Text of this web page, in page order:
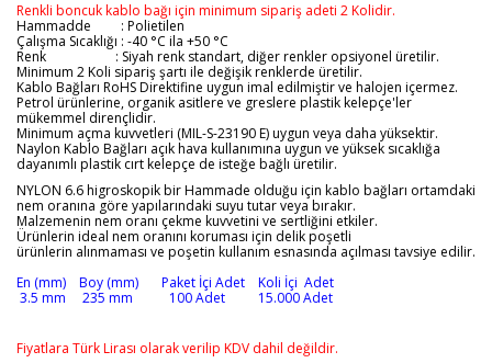
Renkli boncuk kablo bağı için minimum sipariş adeti 2 Kolidir.
Hammadde : Polietilen
Çalışma Sıcaklığı : -40 °C ila +50 °C
Renk : Siyah renk standart, diğer renkler opsiyonel üretilir.
Minimum 2 Koli sipariş şartı ile değişik renklerde üretilir.
Kablo Bağları RoHS Direktifine uygun imal edilmiştir ve halojen içermez.
Petrol ürünlerine, organik asitlere ve greslere plastik kelepçe'ler
mükemmel dirençlidir.
Minimum açma kuvvetleri (MIL-S-23190 E) uygun veya daha yüksektir.
Naylon Kablo Bağları açık hava kullanımına uygun ve yüksek sıcaklığa
dayanımlı plastik cırt kelepçe de isteğe bağlı üretilir.
NYLON 6.6 higroskopik bir Hammade olduğu için kablo bağları ortamdaki
nem oranına göre yapılarındaki suyu tutar veya bırakır.
Malzemenin nem oranı çekme kuvvetini ve sertliğini etkiler.
Ürünlerin ideal nem oranını koruması için delik poşetli
ürünlerin alınmaması ve poşetin kullanım esnasında açılması tavsiye edilir.
En (mm) Boy (mm) Paket İçi Adet Koli İçi Adet
3.5 mm 235 mm 100 Adet 15.000 Adet
Fiyatlara Türk Lirası olarak verilip KDV dahil değildir.